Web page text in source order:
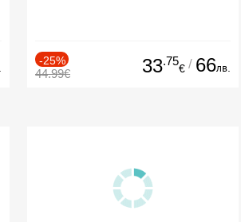
-25%
44.99€ 33.75
€ / 66лв.